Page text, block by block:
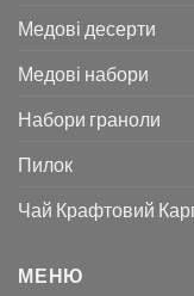
Медові десерти
Медові набори
Набори граноли
Пилок
Чай Крафтовий
МЕНЮ